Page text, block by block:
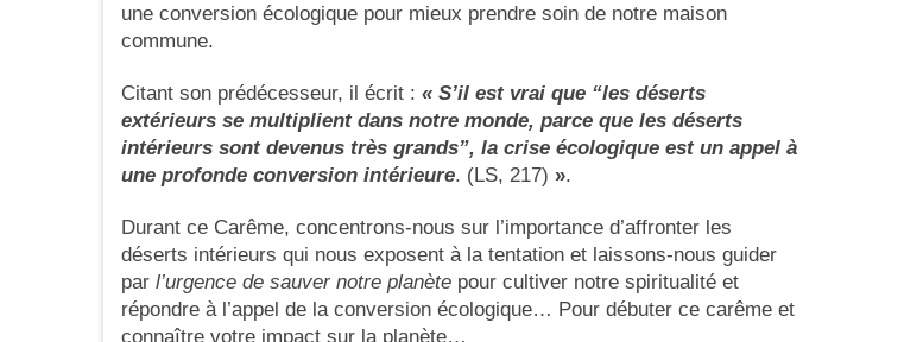
une conversion écologique pour mieux prendre soin de notre maison
commune.
Citant son prédécesseur, il écrit : « S’il est vrai que “les déserts
extérieurs se multiplient dans notre monde, parce que les déserts
intérieurs sont devenus très grands”, la crise écologique est un appel à
une profonde conversion intérieure. (LS, 217) ».
Durant ce Carême, concentrons-nous sur l’importance d’affronter les
déserts intérieurs qui nous exposent à la tentation et laissons-nous guider
par l’urgence de sauver notre planète pour cultiver notre spiritualité et
répondre à l’appel de la conversion écologique… Pour débuter ce carême et
connaître votre impact sur la planète…